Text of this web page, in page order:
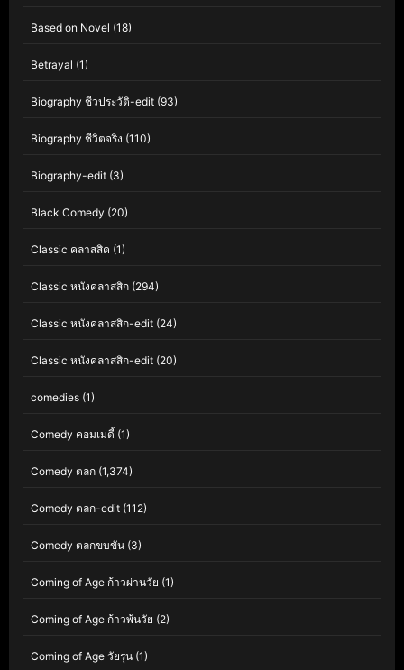
Based on Novel (18)
Betrayal (1)
Biography ชีวประวัติ-edit (93)
Biography ชีวิตจริง (110)
Biography-edit (3)
Black Comedy (20)
Classic คลาสสิค (1)
Classic หนังคลาสสิก (294)
Classic หนังคลาสสิก-edit (24)
Classic หนังคลาสสิก-edit (20)
comedies (1)
Comedy คอมเมดี้ (1)
Comedy ตลก (1,374)
Comedy ตลก-edit (112)
Comedy ตลกขบขัน (3)
Coming of Age ก้าวผ่านวัย (1)
Coming of Age ก้าวพ้นวัย (2)
Coming of Age วัยรุ่น (1)